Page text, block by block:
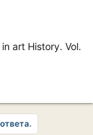
art History. Vol.